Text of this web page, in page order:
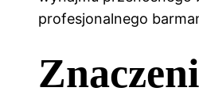
profesjonalnego